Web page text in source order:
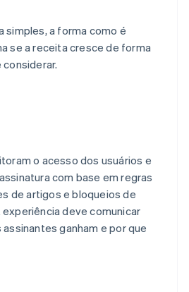
simples, a forma como é
se a receita cresce de forma
o acesso dos usuários e
com base em regras
de artigos e bloqueios de
deve comunicar
ganham e por que